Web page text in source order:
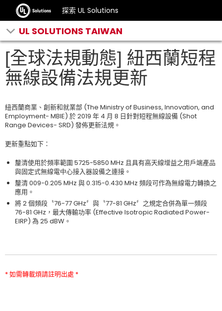
探索 UL Solutions
UL SOLUTIONS TAIWAN
[全球法規動態] 紐西蘭短程
無線設備法規更新
紐西蘭商業、創新和就業部 (The Ministry of Business, Innovation, and
Employment- MBIE) 於 2019 年 4 月 8 日針對短程無線設備 (Shot
Range Devices- SRD) 發佈更新法規。
更新重點如下：
釐清使用於頻率範圍 5725-5850 MHz 且具有高天線增益之用戶端產品
與固定式無線電中心接入器設備之連接。
釐清 009-0.205 MHz 與 0.315-0.430 MHz 頻段可作為無線電力轉換之
應用。
將 2 個頻段〝76-77 GHz〞與〝77-81 GHz〞之規定合併為單一頻段
76-81 GHz，最大傳輸功率 (Effective Isotropic Radiated Power-
EIRP) 為 25 dBW。
* 如需轉載煩請註明出處 *